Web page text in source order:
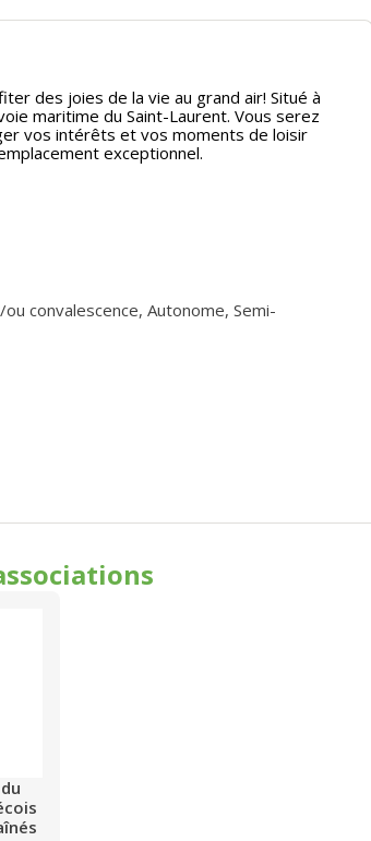
des joies de la vie au grand air! Situé à
maritime du Saint-Laurent. Vous serez
vos intérêts et vos moments de loisir
exceptionnel.
convalescence, Autonome, Semi-